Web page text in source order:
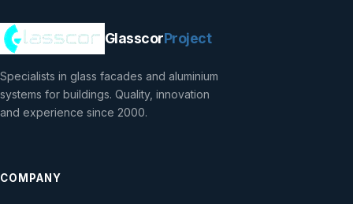
GlasscorProject
Specialists in glass facades and aluminium
systems for buildings. Quality, innovation
and experience since 2000.
COMPANY